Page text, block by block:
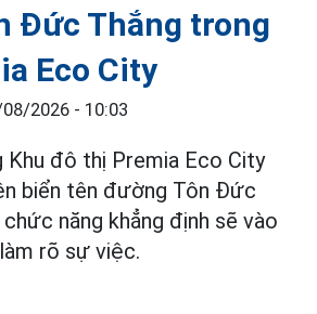
Đức Thắng trong
Eco City
2026 - 10:03
Khu đô thị Premia Eco City
biển tên đường Tôn Đức
năng khẳng định sẽ vào
rõ sự việc.